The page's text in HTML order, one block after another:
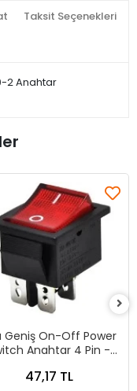
Taksit Seçenekleri
2 Anahtar
Geniş On-Off Power
Anahtar 4 Pin -
47,17 TL